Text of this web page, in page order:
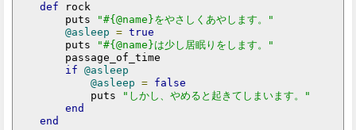
def rock
        puts
"#{@name}をやさしくあやします。"
@asleep = true
        puts
"#{@name}は少し居眠りをします。"
        passage_of_time
if @asleep
@asleep = false
            puts
"しかし、やめると起きてしまいます。"
end
end